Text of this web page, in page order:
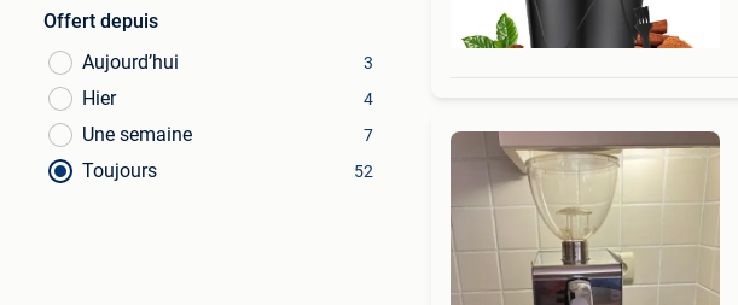
Offert depuis
Aujourd’hui
3
Hier 4
Une semaine 7
Toujours 52